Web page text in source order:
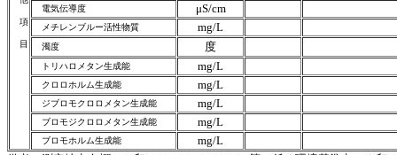
項
目
電気伝導度 μS/cm
メチレンブルー活性物質 mg/L
濁度 度
トリハロメタン生成能 mg/L
クロロホルム生成能 mg/L
ジブロモクロロメタン生成能 mg/L
ブロモジクロロメタン生成能 mg/L
ブロモホルム生成能
mg/L